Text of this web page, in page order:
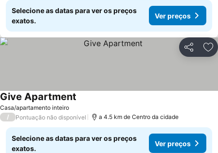
Selecione as datas para ver os preços
exatos.
Ver preços
Partilhar
Casa/apartamento inteiro
Give Apartment
/ Pontuação não disponível a 4.5 km de Centro da cidade
Selecione as datas para ver os preços
exatos.
Ver preços